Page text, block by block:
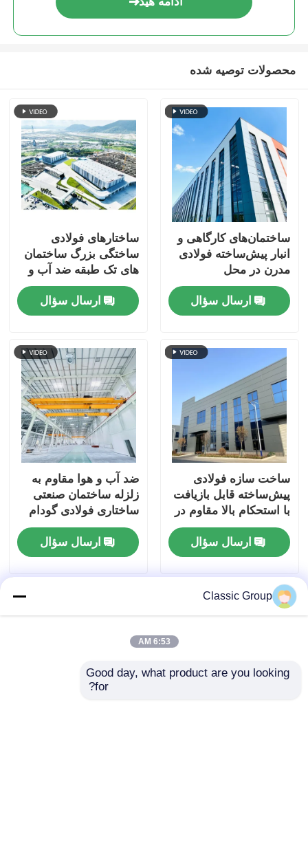
سازه فولادی چند طبقه
ساختار فولاد تجاری
سازه فولادی پیش ساخته
محصولات توصیه شده
ساختمان‌های کارگاهی و
انبار پیش‌ساخته فولادی
مدرن در محل
ارسال سؤال
ساختارهای فولادی
ساختگی بزرگ ساختمان
های تک طبقه ضد آب و
هوا
ارسال سؤال
ساخت سازه فولادی
پیش‌ساخته قابل بازیافت
با استحکام بالا مقاوم در
برابر زلزله
ارسال سؤال
ضد آب و هوا مقاوم به
زلزله ساختمان صنعتی
ساختاری فولادی گودام
پورتال قاب گودام
ارسال سؤال
Classic Group
6:53 AM
Good day, what product are you looking
for?